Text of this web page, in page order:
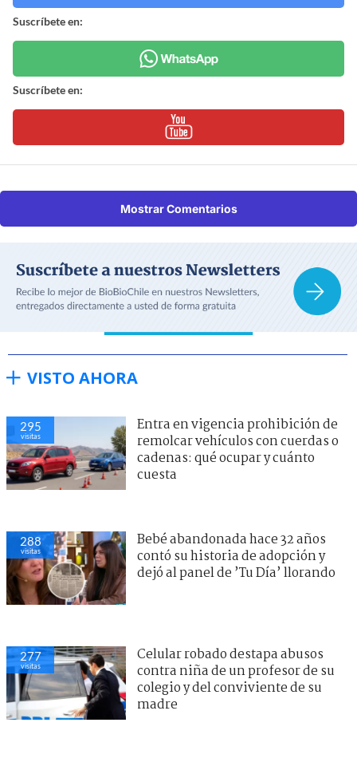
Suscríbete en:
Suscríbete en:
Mostrar Comentarios
VISTO AHORA
295
visitas
Entra en vigencia prohibición de
remolcar vehículos con cuerdas o
cadenas: qué ocupar y cuánto
cuesta
288
visitas
Bebé abandonada hace 32 años
contó su historia de adopción y
dejó al panel de ’Tu Día’ llorando
277
visitas
Celular robado destapa abusos
contra niña de un profesor de su
colegio y del conviviente de su
madre